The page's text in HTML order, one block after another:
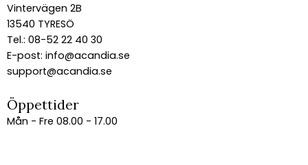
Vintervägen 2B
13540 TYRESÖ
Tel.: 08-52 22 40 30
E-post: info@acandia.se
support@acandia.se
Öppettider
Mån - Fre 08.00 - 17.00